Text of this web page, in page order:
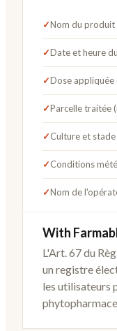
✓Nom du
✓Date et heure
✓Dose appliquée
✓Parcelle traitée
✓Culture et stade
✓Conditions
✓Nom de
With
L'Art. 67 du
un registre
les utilisateurs